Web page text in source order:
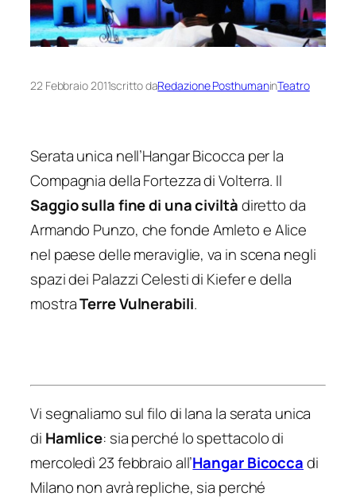
22 Febbraio 2011scritto daRedazione PosthumaninTeatro
Serata unica nell’Hangar Bicocca per la
Compagnia della Fortezza di Volterra. Il
Saggio sulla fine di una civiltàdiretto da
Armando Punzo, che fondeAmletoeAlice
nel paese delle meraviglie, va in scena negli
spazi dei Palazzi Celestidi Kiefer e della
mostraTerre Vulnerabili.
Vi segnaliamo sul filo di lana la serata unica
di Hamlice: sia perché lo spettacolo di
mercoledì 23 febbraio all’Hangar Bicoccadi
Milano non avrà repliche, sia perché